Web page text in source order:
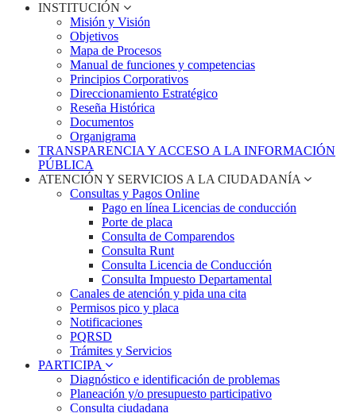
INSTITUCIÓN
Misión y Visión
Objetivos
Mapa de Procesos
Manual de funciones y competencias
Principios Corporativos
Direccionamiento Estratégico
Reseña Histórica
Documentos
Organigrama
TRANSPARENCIA Y ACCESO A LA INFORMACIÓN
PÚBLICA
ATENCIÓN Y SERVICIOS A LA CIUDADANÍA
Consultas y Pagos Online
Pago en línea Licencias de conducción
Porte de placa
Consulta de Comparendos
Consulta Runt
Consulta Licencia de Conducción
Consulta Impuesto Departamental
Canales de atención y pida una cita
Permisos pico y placa
Notificaciones
PQRSD
Trámites y Servicios
PARTICIPA
Diagnóstico e identificación de problemas
Planeación y/o presupuesto participativo​
Consulta ciudadana